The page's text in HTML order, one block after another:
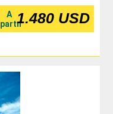
A
partır1.480 USD